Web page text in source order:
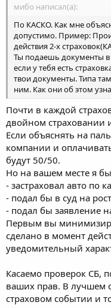
мибо написал(а):
По КАСКО. Как мне
допустимо. Пример:
действия 2-х
Ты подаешь документы
если у тебя есть
твои документы. Типа
ним. Как они об этом
Почти в каждой
двойном страховании
Если объяснять на
компании и
будут 50/50.
Но на вашем месте я
- застраховал авто по
- подал бы в суд на
- подал бы заявление
Первым вы
сделано в момент
уведомительный
Касаемо проверок СБ,
ваших прав. В лучшем
страховом событии и